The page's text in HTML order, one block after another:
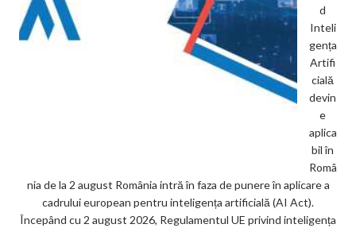
d
Inteli
gența
Artifi
cială
devin
e
aplica
bil în
Româ
nia de la 2 august România intră în faza de punere în aplicare a
cadrului european pentru inteligența artificială (AI Act).
Începând cu 2 august 2026, Regulamentul UE privind inteligența